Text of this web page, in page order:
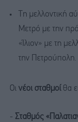
Τη μελλοντική
Μετρό με την
«Ίλιον» με τη
την Πετρούπολη.
Οι νέοι σταθμοίθα
- Σταθμός